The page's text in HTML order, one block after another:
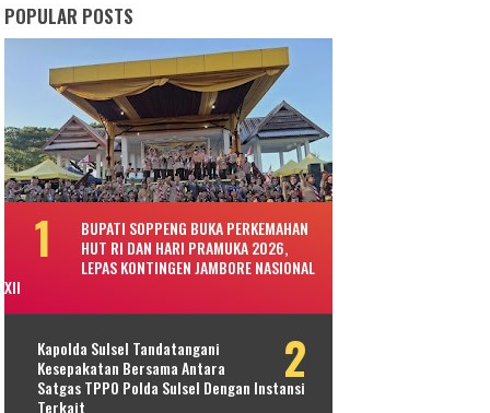
POPULAR POSTS
BUPATI SOPPENG BUKA PERKEMAHAN
HUT RI DAN HARI PRAMUKA 2026,
LEPAS KONTINGEN JAMBORE NASIONAL
XII
Kapolda Sulsel Tandatangani
Kesepakatan Bersama Antara
Satgas TPPO Polda Sulsel Dengan Instansi
Terkait